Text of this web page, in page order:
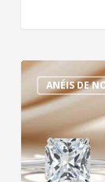
ANÉIS DE
Lapidações
fancy:
Anel
de
noivado
com